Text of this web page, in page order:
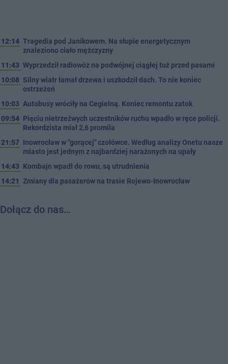
12:14 Tragedia pod Janikowem. Na słupie energetycznym
znaleziono ciało mężczyzny
11:43 Wyprzedził radiowóz na podwójnej ciągłej tuż przed pasami
10:08 Silny wiatr łamał drzewa i uszkodził dach. To nie koniec
ostrzeżeń
10:03 Autobusy wróciły na Cegielną. Koniec remontu zatok
09:54 Pięciu nietrzeźwych uczestników ruchu wpadło w ręce policji.
Rekordzista miał 2,6 promila
21:57 Inowrocław w "gorącej" czołówce. Według analizy Onetu nasze
miasto jest jednym z najbardziej narażonych na upały
14:43 Kombajn wpadł do rowu, są utrudnienia
14:21 Zmiany dla pasażerów na trasie Rojewo-Inowrocław
Dołącz do nas…